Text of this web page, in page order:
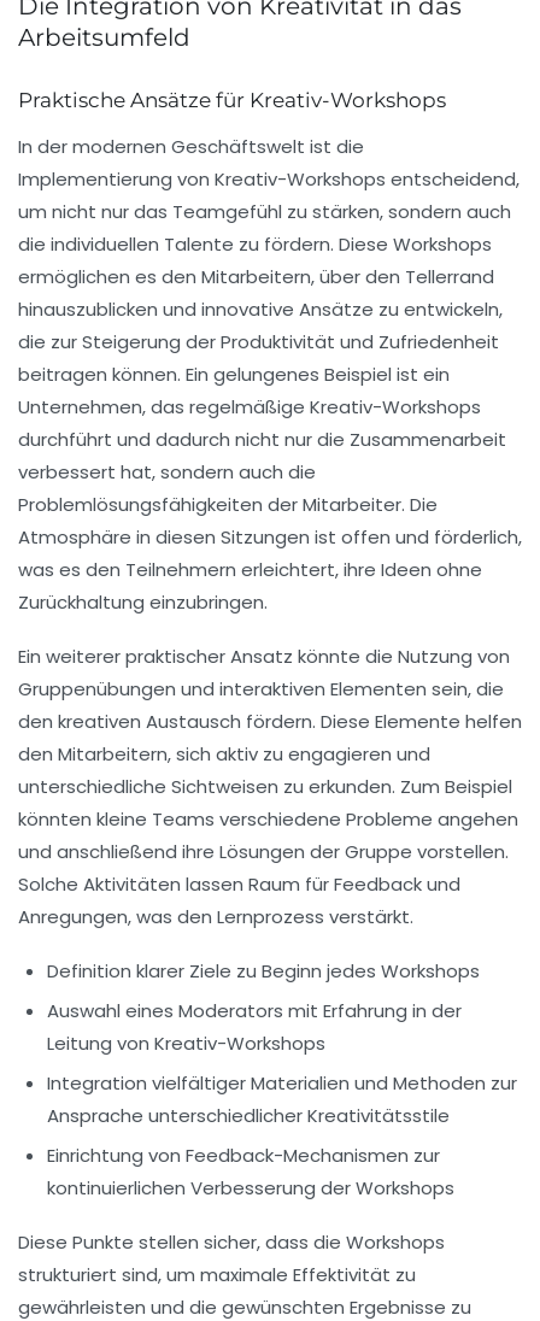
Arbeitsumfeld
Praktische Ansätze für Kreativ-Workshops
In der modernen Geschäftswelt ist die
Implementierung von Kreativ-Workshops entscheidend,
um nicht nur das Teamgefühl zu stärken, sondern auch
die individuellen Talente zu fördern. Diese Workshops
ermöglichen es den Mitarbeitern, über den Tellerrand
hinauszublicken und innovative Ansätze zu entwickeln,
die zur Steigerung derProduktivität und Zufriedenheit
beitragen können. Ein gelungenes Beispiel ist ein
Unternehmen, das regelmäßige Kreativ-Workshops
durchführt und dadurch nicht nur die Zusammenarbeit
verbessert hat, sondern auch die
Problemlösungsfähigkeiten der Mitarbeiter. Die
Atmosphäre in diesen Sitzungen ist offen und förderlich,
was es den Teilnehmern erleichtert, ihre Ideen ohne
Zurückhaltung einzubringen.
Ein weiterer praktischer Ansatz könnte die Nutzung von
Gruppenübungen und interaktiven Elementen sein, die
den kreativen Austausch fördern. Diese Elemente helfen
den Mitarbeitern, sich aktiv zu engagieren und
unterschiedliche Sichtweisen zu erkunden. Zum Beispiel
könnten kleine Teams verschiedene Probleme angehen
und anschließend ihre Lösungen der Gruppe vorstellen.
Solche Aktivitäten lassen Raum für Feedback und
Anregungen, was den Lernprozess verstärkt.
Definition klarer Ziele zu Beginn jedes Workshops
Auswahl eines Moderators mit Erfahrung in der
Leitung von Kreativ-Workshops
Integration vielfältiger Materialien und Methoden zur
Ansprache unterschiedlicher Kreativitätsstile
Einrichtung von Feedback-Mechanismen zur
kontinuierlichen Verbesserung der Workshops
Diese Punkte stellen sicher, dass die Workshops
strukturiert sind, um maximale Effektivität zu
gewährleisten und die gewünschten Ergebnisse zu